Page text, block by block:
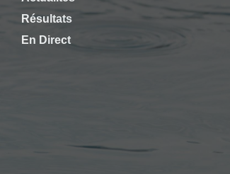
Résultats
En Direct